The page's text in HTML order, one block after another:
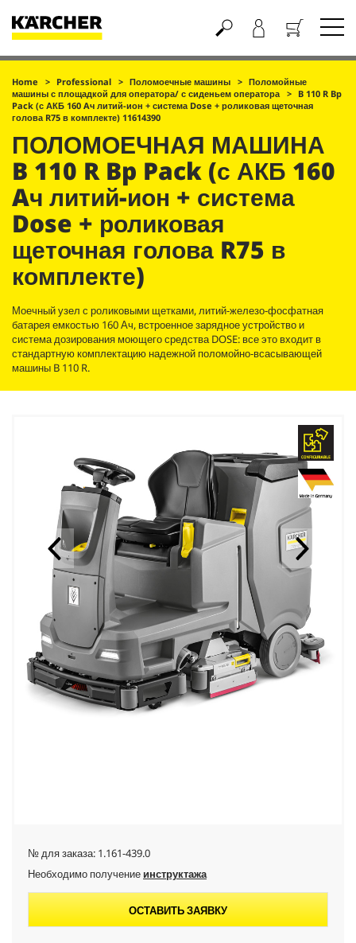
Корзина
Home Professional Поломоечные машины
Поломойные
машины с площадкой для оператора/ с сиденьем оператора
B 110 R Bp
Pack (с АКБ 160 Aч литий-ион + система Dose + роликовая щеточная
голова R75 в комплекте) 11614390
ПОЛОМОЕЧНАЯ МАШИНА
B 110 R Bp Pack (с АКБ 160
Aч литий-ион + система
Dose + роликовая
щеточная голова R75 в
комплекте)
Моечный узел с роликовыми щетками, литий-железо-фосфатная
батарея емкостью 160 Ач, встроенное зарядное устройство и
система дозирования моющего средства DOSE: все это входит в
стандартную комплектацию надежной поломойно-всасывающей
машины B 110 R.
№ для заказа: 1.161-439.0
Необходимо получение инструктажа
ОСТАВИТЬ ЗАЯВКУ